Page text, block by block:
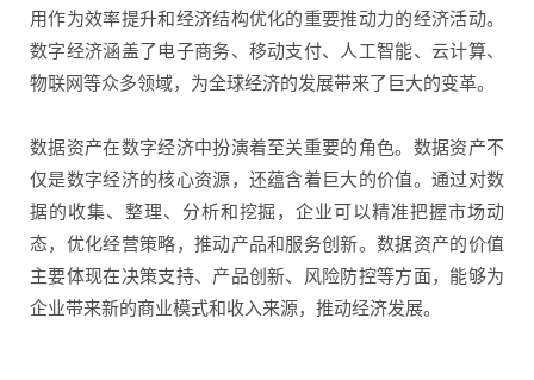
用作为效率提升和经济结构优化的重要推动力的经济活动。
数字经济涵盖了电子商务、移动支付、人工智能、云计算、
物联网等众多领域，为全球经济的发展带来了巨大的变革‌。
数据资产在数字经济中扮演着至关重要的角色。数据资产不
仅是数字经济的核心资源，还蕴含着巨大的价值。通过对数
据的收集、整理、分析和挖掘，企业可以精准把握市场动
态，优化经营策略，推动产品和服务创新。数据资产的价值
主要体现在决策支持、产品创新、风险防控等方面，能够为
企业带来新的商业模式和收入来源，推动经济发展‌。